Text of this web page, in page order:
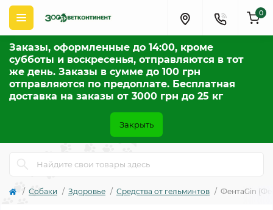
Заказы, оформленные до 14:00, кроме
субботы и воскресенья, отправляются в тот
же день. Заказы в сумме до 100 грн
отправляются по предоплате. Бесплатная
доставка на заказы от 3000 грн до 25 кг
Закрыть
0
Собаки Здоровье Средства от гельминтов ФентаGin